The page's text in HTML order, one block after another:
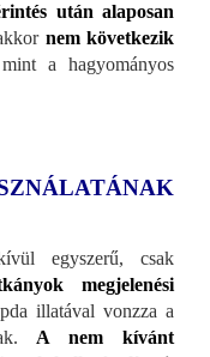
után alaposan
nem következik
mint a hagyományos
egyszerű, csak
megjelenési
illatával vonzza a
A nem kívánt